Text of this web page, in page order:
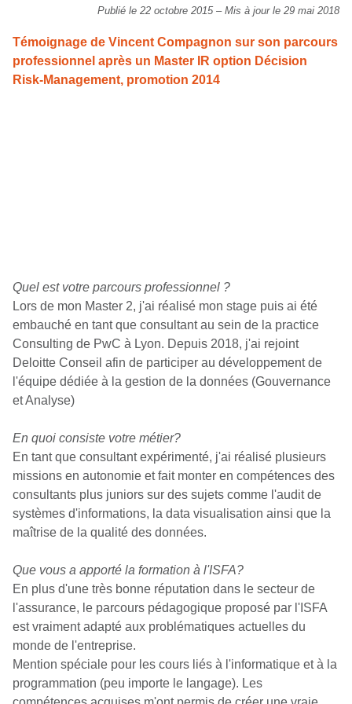
Publié le 22 octobre 2015 – Mis à jour le 29 mai 2018
Témoignage de Vincent Compagnon sur son parcours
professionnel après un Master IR option Décision
Risk-Management, promotion 2014
Quel est votre parcours professionnel ?
Lors de mon Master 2, j'ai réalisé mon stage puis ai été
embauché en tant que consultant au sein de la practice
Consulting de PwC à Lyon. Depuis 2018, j'ai rejoint
Deloitte Conseil afin de participer au développement de
l'équipe dédiée à la gestion de la données (Gouvernance
et Analyse)
En quoi consiste votre métier?
En tant que consultant expérimenté, j'ai réalisé plusieurs
missions en autonomie et fait monter en compétences des
consultants plus juniors sur des sujets comme l'audit de
systèmes d'informations, la data visualisation ainsi que la
maîtrise de la qualité des données.
Que vous a apporté la formation à l'ISFA?
En plus d'une très bonne réputation dans le secteur de
l'assurance, le parcours pédagogique proposé par l'ISFA
est vraiment adapté aux problématiques actuelles du
monde de l'entreprise.
Mention spéciale pour les cours liés à l'informatique et à la
programmation (peu importe le langage). Les